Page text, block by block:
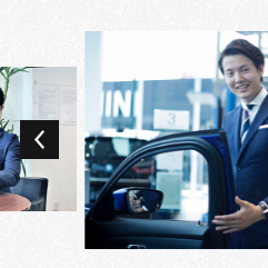
その独特の「乗り味」。
試乗を勧め、ハンドル
ある走りを体感してい
車内は貴重な営業の場
間だからこそ打ち解け
りできることも。ドイ
ジン、スポーツタイプな
ごとに多様な競合ブラン
的にBMWを選んでいた
新人の頃はお客様のご来
て、こわばった状態で
それではいつまで経っ
ことに気づきました。今
様が乗られているクルマ
などをお伺いし、話しや